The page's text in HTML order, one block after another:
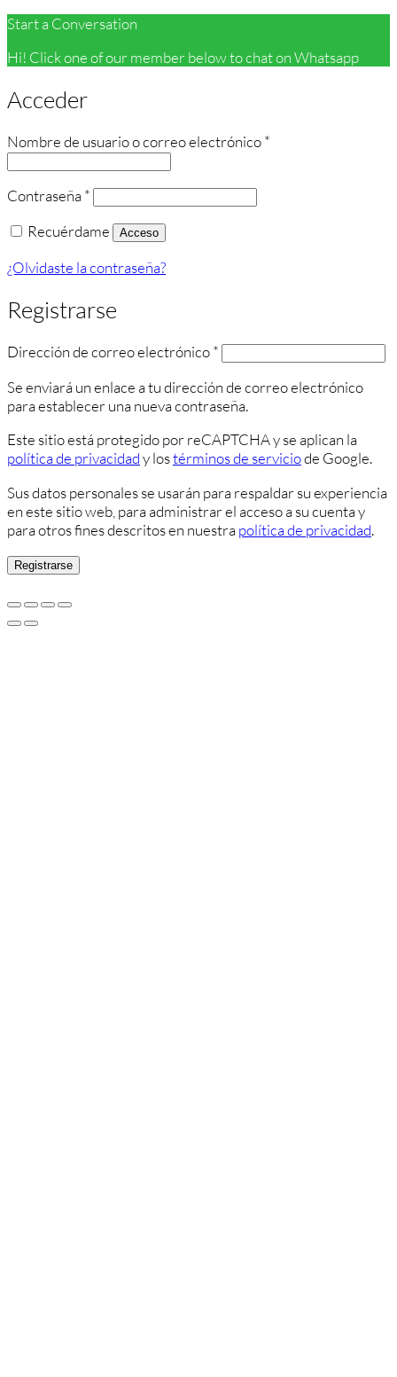
Start a Conversation
Hi! Click one of our member below to chat on Whatsapp
Acceder
Nombre de usuario o correo electrónico*
Contraseña*Obligatorio
Recuérdame
Acceso
¿Olvidaste la contraseña?
Registrarse
Dirección de correo electrónico*Obligatorio
Se enviará un enlace a tu dirección de correo electrónico
para establecer una nueva contraseña.
Este sitio está protegido por reCAPTCHA y se aplican la
política de privacidady lostérminos de serviciode Google.
Sus datos personales se usarán para respaldar su experiencia
en este sitio web, para administrar el acceso a su cuenta y
para otros fines descritos en nuestrapolítica de privacidad.
Registrarse